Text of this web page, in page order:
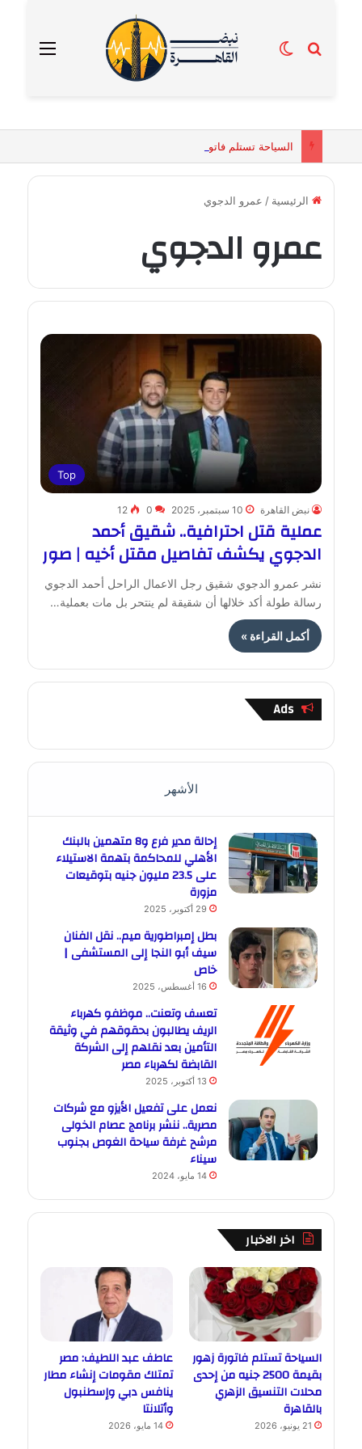
القائمة بحث عنالوضع المظلم
الرئيسية / عمرو الدجوي
عمرو الدجوي
Top
نبض القاهرة 10 سبتمبر، 2025 0
12
عملية قتل احترافية.. شقيق أحمد
الدجوي يكشف تفاصيل مقتل أخيه | صور
نشر عمرو الدجوي شقيق رجل الاعمال الراحل أحمد الدجوي
رسالة طولة أكد خلالها أن شقيقة لم ينتحر بل مات بعملية…
أكمل القراءة »
Ads
الأشهر
إحالة مدير فرع و8 متهمين بالبنك
الأهلي للمحاكمة بتهمة الاستيلاء
على 23.5 مليون جنيه بتوقيعات
مزورة
29 أكتوبر، 2025
بطل إمبراطورية ميم.. نقل الفنان
سيف أبو النجا إلى المستشفى |
خاص
16 أغسطس، 2025
تعسف وتعنت.. موظفو كهرباء
الريف يطالبون بحقوقهم في وثيقة
التأمين بعد نقلهم إلى الشركة
القابضة لكهرباء مصر
13 أكتوبر، 2025
نعمل على تفعيل الأيزو مع شركات
مصرية.. ننشر برنامج عصام الخولى
مرشح غرفة سياحة الغوص بجنوب
سيناء
14 مايو، 2024
اخر الاخبار
السياحة تستلم فاتورة زهور
بقيمة 2500 جنيه من إحدى
محلات التنسيق الزهري
بالقاهرة
21 يونيو، 2026
عاطف عبد اللطيف: مصر
تمتلك مقومات إنشاء مطار
ينافس دبي وإسطنبول
وأتلانتا
14 مايو، 2026